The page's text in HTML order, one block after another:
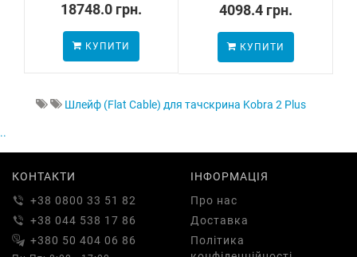
18748.0 грн.
КУПИТИ
4098.4 грн.
КУПИТИ
Шлейф (Flat Cable) для тачскрина Kobra 2 Plus
..
КОНТАКТИ
+38 0800 33 51 82
+38 044 538 17 86
+380 50 404 06 86
ІНФОРМАЦІЯ
Про нас
Доставка
Політика